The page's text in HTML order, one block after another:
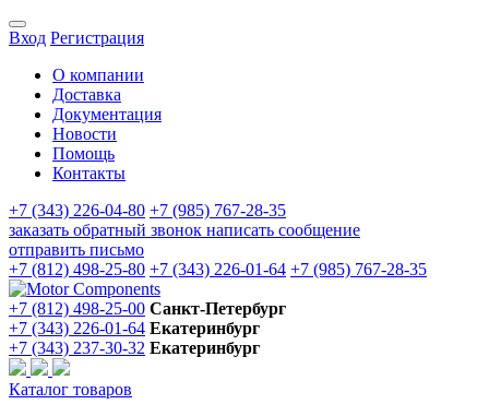
Вход Регистрация
О компании
Доставка
Документация
Новости
Помощь
Контакты
+7 (343) 226-04-80 +7 (985) 767-28-35
заказать обратный звонок написать сообщение
отправить письмо
+7 (812) 498-25-80 +7 (343) 226-01-64 +7 (985) 767-28-35
+7 (812) 498-25-00 Санкт-Петербург
+7 (343) 226-01-64 Екатеринбург
+7 (343) 237-30-32 Екатеринбург
Каталог товаров